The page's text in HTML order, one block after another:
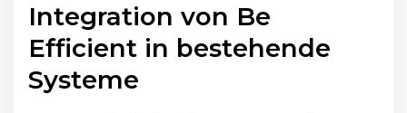
Integration von Be
Efficient in bestehende
Systeme